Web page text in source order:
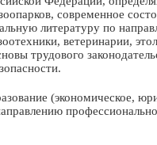
современное
литературу по
ветеринарии,
трудового
(экономическое,